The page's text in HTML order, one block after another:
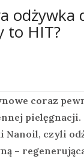
odżywka
to HIT?
coraz
Nanoil, czyli
–